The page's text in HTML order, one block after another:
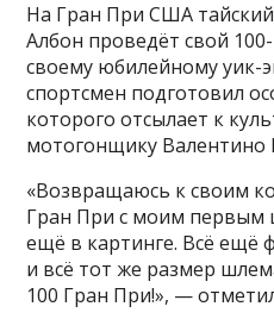
На Гран При США
Албон проведёт свой
своему юбилейному уик-
спортсмен подготовил
которого отсылает к
мотогонщику Валентино
«Возвращаюсь к своим
Гран При с моим первым
ещё в картинге. Всё ещё
и всё тот же размер
100 Гран При!», —